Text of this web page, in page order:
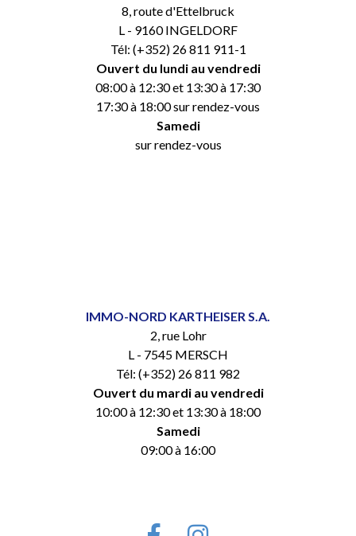
8, route d'Ettelbruck
L - 9160 INGELDORF
Tél: (+352) 26 811 911-1
Ouvert du lundi au vendredi
08:00 à 12:30 et 13:30 à 17:30
17:30 à 18:00 sur rendez-vous
Samedi
sur rendez-vous
IMMO-NORD KARTHEISER S.A.
2, rue Lohr
L - 7545 MERSCH
Tél: (+352) 26 811 982
Ouvert du mardi au vendredi
10:00 à 12:30 et 13:30 à 18:00
Samedi
09:00 à 16:00